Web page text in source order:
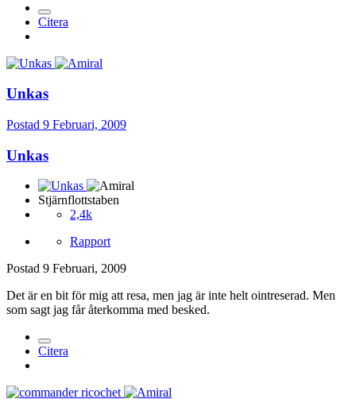
Citera
Unkas
Postad 9 Februari, 2009
Unkas
Stjärnflottstaben
2,4k
Rapport
Postad 9 Februari, 2009
Det är en bit för mig att resa, men jag är inte helt ointreserad. Men
som sagt jag får återkomma med besked.
Citera